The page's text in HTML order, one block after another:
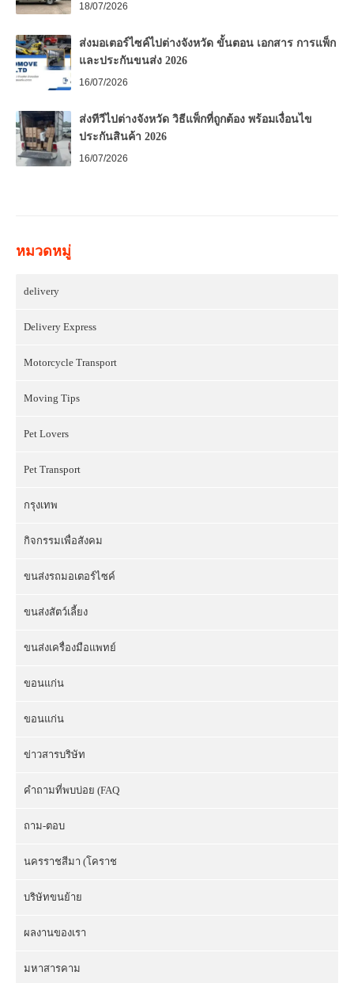
18/07/2026
ส่งมอเตอร์ไซค์ไปต่างจังหวัด ขั้นตอน เอกสาร การแพ็ก
และประกันขนส่ง 2026
16/07/2026
ส่งทีวีไปต่างจังหวัด วิธีแพ็กที่ถูกต้อง พร้อมเงื่อนไข
ประกันสินค้า 2026
16/07/2026
หมวดหมู่
delivery
Delivery Express
Motorcycle Transport
Moving Tips
Pet Lovers
Pet Transport
กรุงเทพ
กิจกรรมเพื่อสังคม
ขนส่งรถมอเตอร์ไซค์
ขนส่งสัตว์เลี้ยง
ขนส่งเครื่องมือแพทย์
ขอนแก่น
ขอนแก่น
ข่าวสารบริษัท
คำถามที่พบบ่อย (FAQ
ถาม-ตอบ
นครราชสีมา (โคราช
บริษัทขนย้าย
ผลงานของเรา
มหาสารคาม